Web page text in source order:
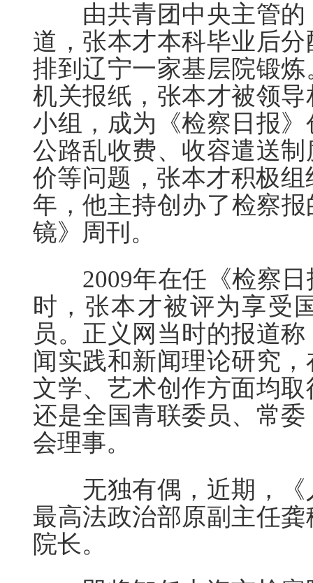
由共青团中央主管的
道，张本才本科毕业后
排到辽宁一家基层院锻
机关报纸，张本才被领
小组，成为《检察日报
公路乱收费、收容遣送
价等问题，张本才积极
年，他主持创办了检察
镜》周刊。
2009年在任《检察日
时，张本才被评为享受
员。正义网当时的报道
闻实践和新闻理论研究
文学、艺术创作方面均
还是全国青联委员、常
会理事。
无独有偶，近期，《
最高法政治部原副主任
院长。